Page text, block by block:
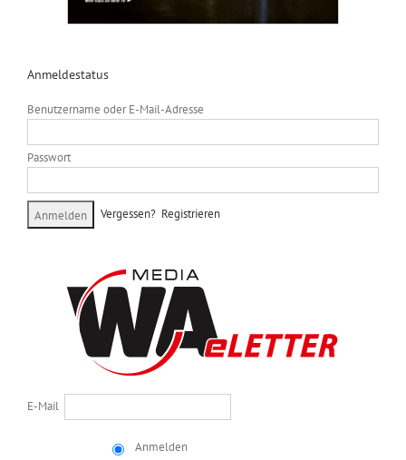
Anmeldestatus
Benutzername oder E-Mail-Adresse
Passwort
Vergessen? Registrieren
E-Mail
Anmelden